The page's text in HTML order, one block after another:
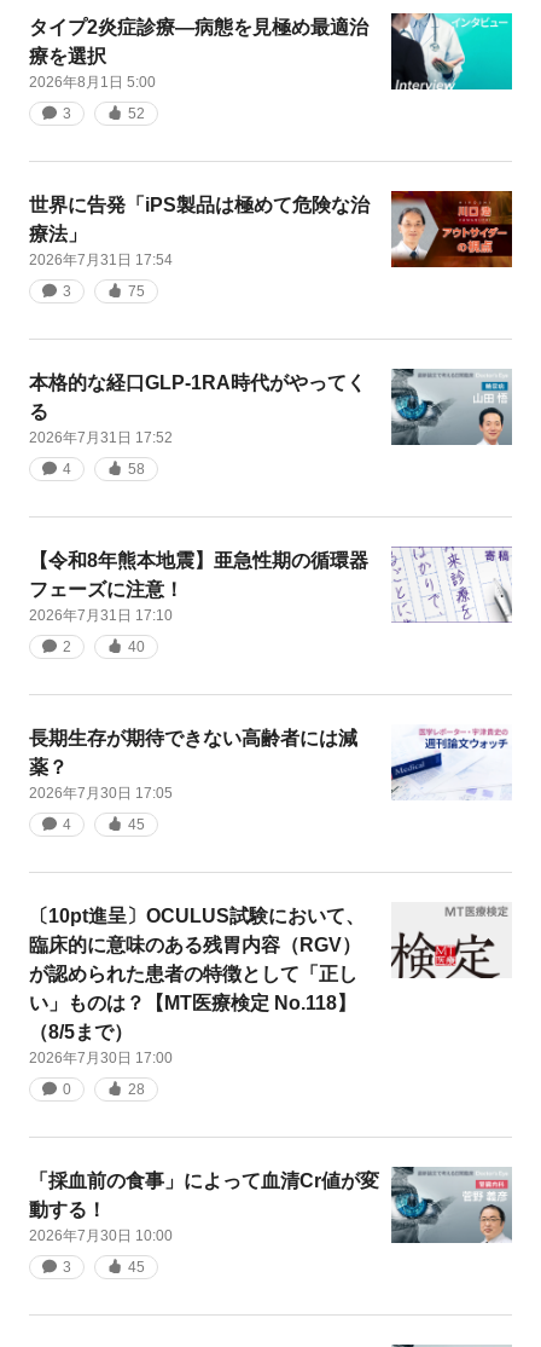
タイプ2炎症診療―病態を見極め最適治
療を選択
2026年8月1日 5:00
3
52
世界に告発「iPS製品は極めて危険な治
療法」
2026年7月31日 17:54
3
75
本格的な経口GLP-1RA時代がやってく
る
2026年7月31日 17:52
4
58
【令和8年熊本地震】亜急性期の循環器
フェーズに注意！
2026年7月31日 17:10
2
40
長期生存が期待できない高齢者には減
薬？
2026年7月30日 17:05
4
45
〔10pt進呈〕OCULUS試験において、
臨床的に意味のある残胃内容（RGV）
が認められた患者の特徴として「正し
い」ものは？【MT医療検定 No.118】
（8/5まで）
2026年7月30日 17:00
0
28
「採血前の食事」によって血清Cr値が変
動する！
2026年7月30日 10:00
3
45